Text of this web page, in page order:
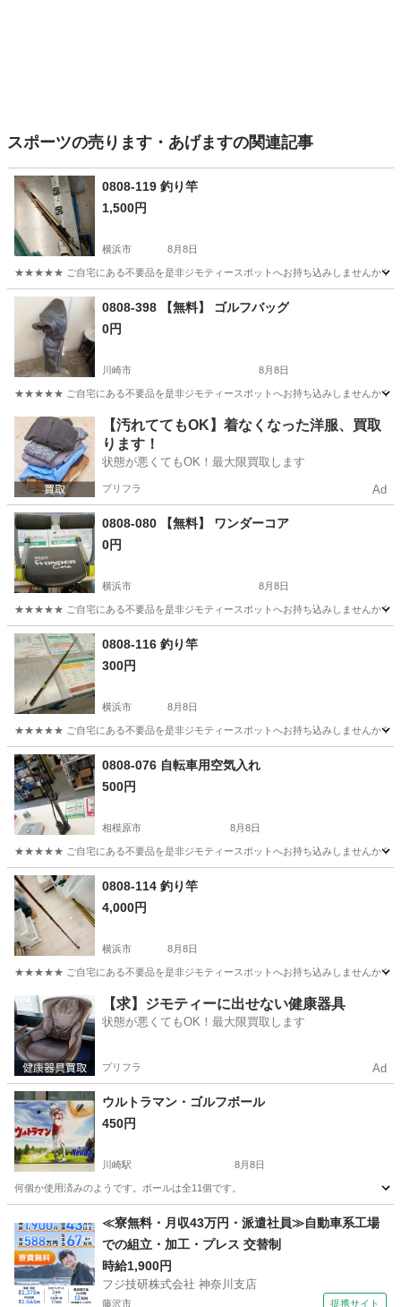
スポーツの売ります・あげますの関連記事
0808-119 釣り竿
1,500円
横浜市 8月8日
★★★★★ ご自宅にある不要品を是非ジモティースポットへお持ち込みしませんか？
神奈川 横浜市 釣り竿
0808-398 【無料】 ゴルフバッグ
0円
川崎市 8月8日
★★★★★ ご自宅にある不要品を是非ジモティースポットへお持ち込みしませんか？
神奈川 川崎市 ゴルフ 現地
【汚れててもOK】着なくなった洋服、買取
ります！
状態が悪くてもOK！最大限買取します
プリフラ Ad
0808-080 【無料】 ワンダーコア
0円
横浜市 8月8日
★★★★★ ご自宅にある不要品を是非ジモティースポットへお持ち込みしませんか？
神奈川 横浜市 フィットネス、トレーニング
0808-116 釣り竿
300円
横浜市 8月8日
★★★★★ ご自宅にある不要品を是非ジモティースポットへお持ち込みしませんか？
神奈川 横浜市 釣り竿
0808-076 自転車用空気入れ
500円
相模原市 8月8日
★★★★★ ご自宅にある不要品を是非ジモティースポットへお持ち込みしませんか？
神奈川 相模原市 空気入れ
0808-114 釣り竿
4,000円
横浜市 8月8日
★★★★★ ご自宅にある不要品を是非ジモティースポットへお持ち込みしませんか？
神奈川 横浜市 その他 釣り竿
【求】ジモティーに出せない健康器具
状態が悪くてもOK！最大限買取します
プリフラ Ad
ウルトラマン・ゴルフボール
450円
川崎駅 8月8日
何個か使用済みのようです。ボールは全11個です。
川崎駅 ゴルフ ボール
≪寮無料・月収43万円・派遣社員≫自動車系工場
での組立・加工・プレス 交替制
時給1,900円
フジ技研株式会社 神奈川支店
藤沢市 提携サイト